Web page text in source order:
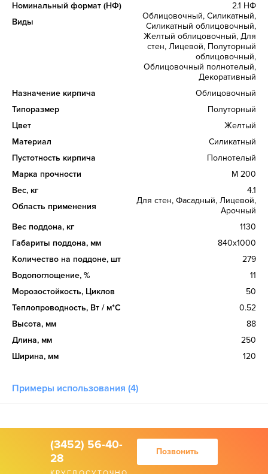
Номинальный формат (НФ)
2.1 НФ
Виды
Облицовочный, Силикатный,
Силикатный облицовочный,
Желтый облицовочный, Для
стен, Лицевой, Полуторный
облицовочный,
Облицовочный полнотелый,
Декоративный
Назначение кирпича
Облицовочный
Типоразмер
Полуторный
Цвет
Желтый
Материал
Силикатный
Пустотность кирпича
Полнотелый
Марка прочности
М 200
Вес, кг
4.1
Область применения
Для стен, Фасадный, Лицевой,
Арочный
Вес поддона, кг
1130
Габариты поддона, мм
840х1000
Количество на поддоне, шт
279
Водопоглощение, %
11
Морозостойкость, Циклов
50
Теплопроводность, Вт / м*С
0.52
Высота, мм
88
Длина, мм
250
Ширина, мм
120
Примеры использования (4)
(3452) 56-40-
28
Позвонить